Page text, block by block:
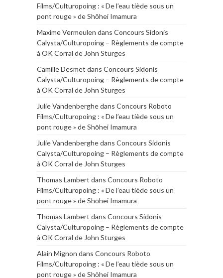
Films/Culturopoing : « De l’eau tiède sous un
pont rouge » de Shōhei Imamura
Maxime Vermeulen dans Concours Sidonis
Calysta/Culturopoing – Règlements de compte
à OK Corral de John Sturges
Camille Desmet dans Concours Sidonis
Calysta/Culturopoing – Règlements de compte
à OK Corral de John Sturges
Julie Vandenberghedans Concours Roboto
Films/Culturopoing : « De l’eau tiède sous un
pont rouge » de Shōhei Imamura
Julie Vandenberghedans Concours Sidonis
Calysta/Culturopoing – Règlements de compte
à OK Corral de John Sturges
Thomas Lambert dans Concours Roboto
Films/Culturopoing : « De l’eau tiède sous un
pont rouge » de Shōhei Imamura
Thomas Lambert dans Concours Sidonis
Calysta/Culturopoing – Règlements de compte
à OK Corral de John Sturges
Alain Mignon dans Concours Roboto
Films/Culturopoing : « De l’eau tiède sous un
pont rouge » de Shōhei Imamura